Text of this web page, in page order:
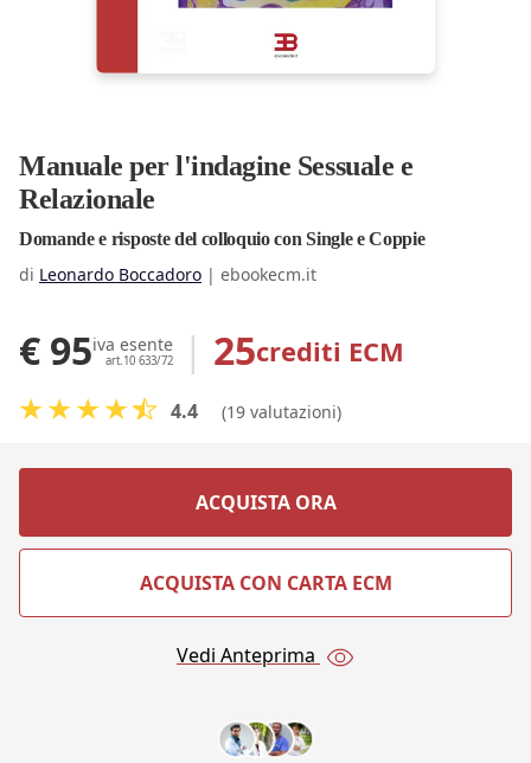
Manuale per l'indagine Sessuale e
Relazionale
Domande e risposte del colloquio con Single e Coppie
di Leonardo Boccadoro | ebookecm.it
€ 95iva esente
art.10 633/72 | 25crediti ECM
4.4 (19 valutazioni)
ACQUISTA ORA
ACQUISTA CON CARTA ECM
Vedi Anteprima